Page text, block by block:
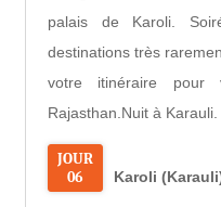
palais de Karoli.
destinations très
votre itinéraire pour
Rajasthan.Nuit à Karauli.
JOUR
06
Karoli